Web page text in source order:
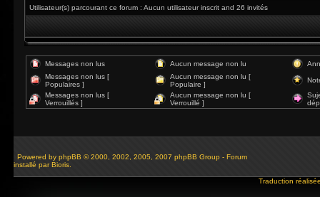
Utilisateur(s) parcourant ce forum : Aucun utilisateur inscrit and 26 invités
Messages non lus Aucun message non lu
Messages non lus [
Populaires ]
Aucun message non lu [
Populaire ]
Messages non lus [
Verrouillés ]
Aucun message non lu [
Verrouillé ]
Powered by phpBB © 2000, 2002, 2005, 2007 phpBB Group - Forum
installé par Bioris.
Traduction